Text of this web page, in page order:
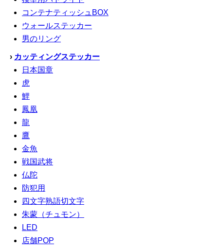
コンテナティッシュBOX
ウォールステッカー
男のリング
› カッティングステッカー
日本国章
虎
鯉
鳳凰
龍
鷹
金魚
戦国武将
仏陀
防犯用
四文字熟語切文字
朱蒙（チュモン）
LED
店舗POP